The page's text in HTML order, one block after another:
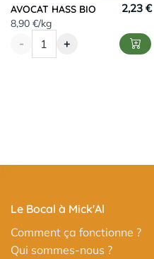
AVOCAT HASS BIO
8,90 €/kg
2,23 €
- +
Le Bocal à Mick'Al
Comment ça fonctionne ?
Qui sommes-nous ?